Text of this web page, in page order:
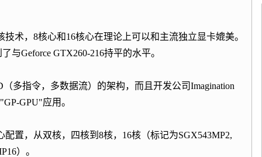
，8核心和16核心在理论上可以和主流独立显卡媲美。
与Geforce GTX260-216持平的水平。
指令，多数据流）的架构，而且开发公司Imagination
GPU"应用。
，从双核，四核到8核，16核（标记为SGX543MP2,
）。